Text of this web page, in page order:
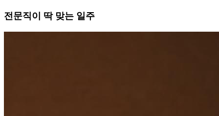
전문직이 딱 맞는 일주